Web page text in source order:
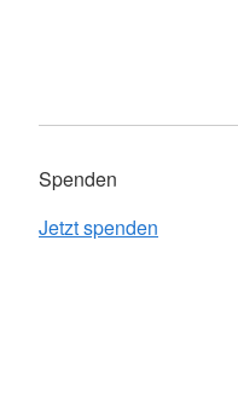
Spenden
Jetzt spenden